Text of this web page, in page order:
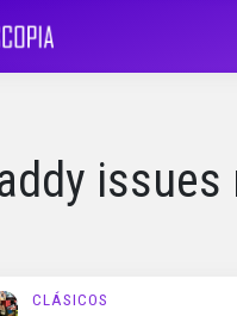
issues
CLÁSICOS